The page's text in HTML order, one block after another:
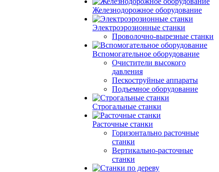
Железнодорожное оборудование
Электроэрозионные станки
Проволочно-вырезные станки
Вспомогательное оборудование
Очистители высокого
давления
Пескоструйные аппараты
Подъемное оборудование
Строгальные станки
Расточные станки
Горизонтально расточные
станки
Вертикально-расточные
станки